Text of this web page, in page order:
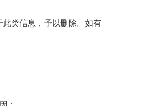
类信息，予以删除。如有